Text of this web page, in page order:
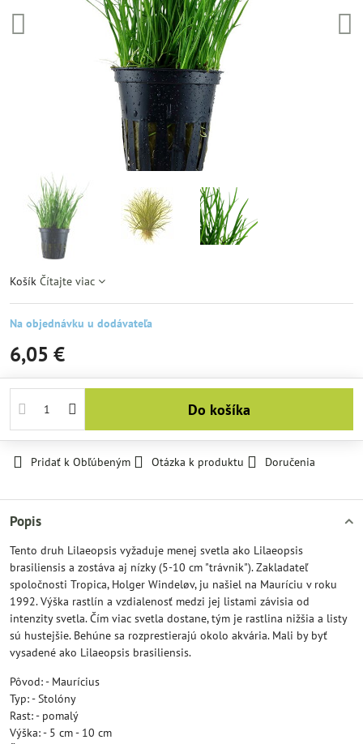
Košík Čítajte viac
Na objednávku u dodávateľa
6,05 €
Do košíka
Pridať k Obľúbeným Otázka k produktu Doručenia
Popis
Tento druh Lilaeopsis vyžaduje menej svetla ako Lilaeopsis
brasiliensis a zostáva aj nízky (5-10 cm "trávnik"). Zakladateľ
spoločnosti Tropica, Holger Windeløv, ju našiel na Mauríciu v roku
1992. Výška rastlín a vzdialenosť medzi jej listami závisia od
intenzity svetla. Čím viac svetla dostane, tým je rastlina nižšia a listy
sú hustejšie. Behúne sa rozprestierajú okolo akvária. Mali by byť
vysadené ako Lilaeopsis brasiliensis.
Pôvod: - Maurícius
Typ: - Stolóny
Rast: - pomalý
Výška: - 5 cm - 10 cm